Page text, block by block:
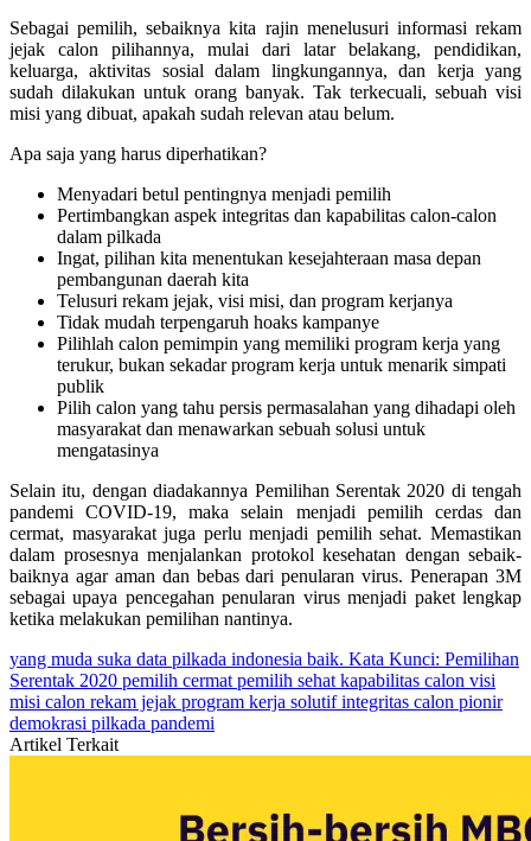
Sebagai pemilih, sebaiknya kita rajin menelusuri informasi rekam
jejak calon pilihannya, mulai dari latar belakang, pendidikan,
keluarga, aktivitas sosial dalam lingkungannya, dan kerja yang
sudah dilakukan untuk orang banyak. Tak terkecuali, sebuah visi
misi yang dibuat, apakah sudah relevan atau belum.
Apa saja yang harus diperhatikan?
Menyadari betul pentingnya menjadi pemilih
Pertimbangkan aspek integritas dan kapabilitas calon-calon
dalam pilkada
Ingat, pilihan kita menentukan kesejahteraan masa depan
pembangunan daerah kita
Telusuri rekam jejak, visi misi, dan program kerjanya
Tidak mudah terpengaruh hoaks kampanye
Pilihlah calon pemimpin yang memiliki program kerja yang
terukur, bukan sekadar program kerja untuk menarik simpati
publik
Pilih calon yang tahu persis permasalahan yang dihadapi oleh
masyarakat dan menawarkan sebuah solusi untuk
mengatasinya
Selain itu, dengan diadakannya Pemilihan Serentak 2020 di tengah
pandemi COVID-19, maka selain menjadi pemilih cerdas dan
cermat, masyarakat juga perlu menjadi pemilih sehat. Memastikan
dalam prosesnya menjalankan protokol kesehatan dengan sebaik-
baiknya agar aman dan bebas dari penularan virus. Penerapan 3M
sebagai upaya pencegahan penularan virus menjadi paket lengkap
ketika melakukan pemilihan nantinya.
yang muda suka data pilkada indonesia baik. Kata Kunci: Pemilihan
Serentak 2020 pemilih cermat pemilih sehat kapabilitas calon visi
misi calon rekam jejak program kerja solutifintegritas calon pionir
demokrasi pilkada pandemi
Artikel Terkait